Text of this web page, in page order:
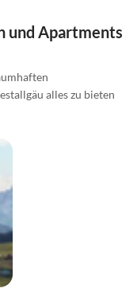
und Apartments
alles zu bieten